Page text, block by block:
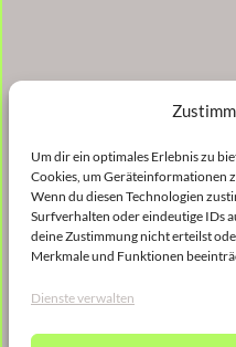
Um dir ein optimales Erlebnis zu
Cookies, um Geräteinformationen
Wenn du diesen Technologien
Surfverhalten oder eindeutige IDs
deine Zustimmung nicht erteilst
Merkmale und Funktionen
Dienste verwalten